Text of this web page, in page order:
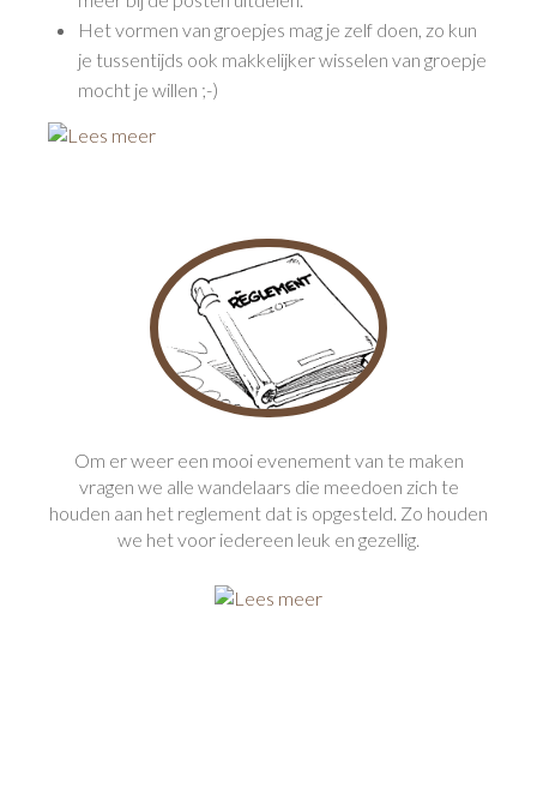
Het vormen van groepjes mag je zelf doen, zo kun
je tussentijds ook makkelijker wisselen van groepje
mocht je willen ;-)
Om er weer een mooi evenement van te maken
vragen we alle wandelaars die meedoen zich te
houden aan het reglement dat is opgesteld. Zo houden
we het voor iedereen leuk en gezellig.